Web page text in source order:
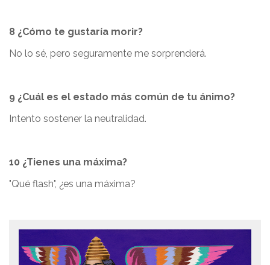
8 ¿Cómo te gustaría morir?
No lo sé, pero seguramente me sorprenderá.
9 ¿Cuál es el estado más común de tu ánimo?
Intento sostener la neutralidad.
10 ¿Tienes una máxima?
"Qué flash", ¿es una máxima?